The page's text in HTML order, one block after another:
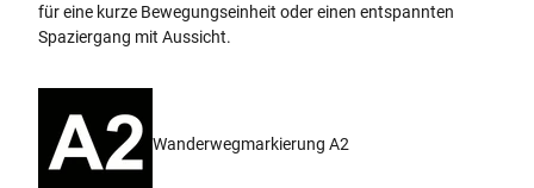
für eine kurze Bewegungseinheit oder einen entspannten
Spaziergang mit Aussicht.
Wanderwegmarkierung A2